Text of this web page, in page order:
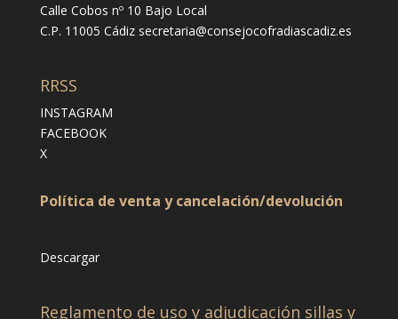
Calle Cobos nº 10 Bajo Local
C.P. 11005 Cádiz secretaria@consejocofradiascadiz.es
RRSS
INSTAGRAM
FACEBOOK
X
Política de venta y cancelación/devolución
Descargar
Reglamento de uso y adjudicación sillas y